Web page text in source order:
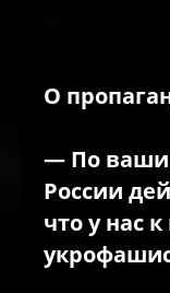
О
— По
России
что у нас